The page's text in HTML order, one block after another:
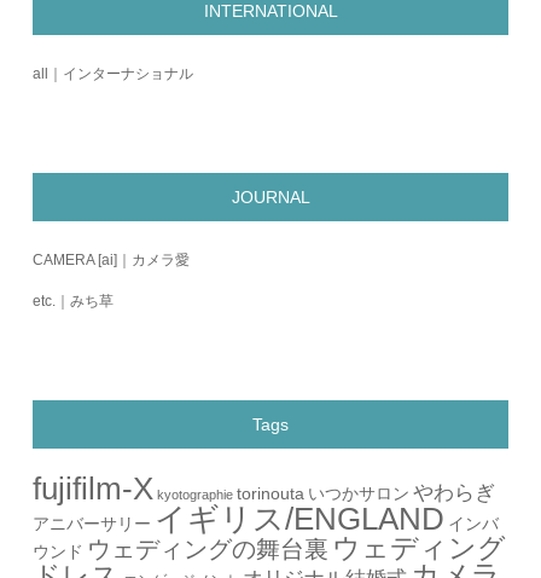
INTERNATIONAL
all｜インターナショナル
JOURNAL
CAMERA [ai]｜カメラ愛
etc.｜みち草
Tags
fujifilm-X kyotographie torinouta いつかサロン やわらぎ
アニバーサリー イギリス/ENGLAND インバ
ウンド ウェディングの舞台裏 ウェディング